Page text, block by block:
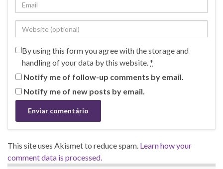
By using this form you agree with the storage and
handling of your data by this website.*
Notify me of follow-up comments by email.
Notify me of new posts by email.
This site uses Akismet to reduce spam. Learn how your
comment data is processed.